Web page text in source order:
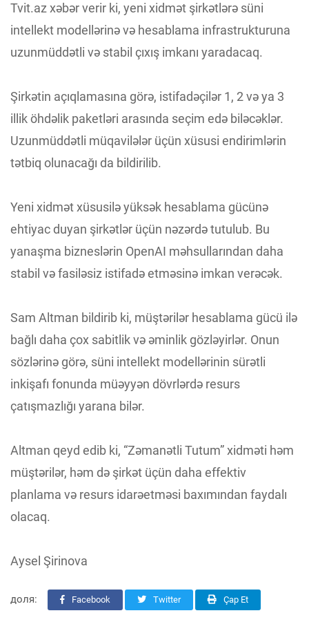
Tvit.az xəbər verir ki, yeni xidmət şirkətlərə süni
intellekt modellərinə və hesablama infrastrukturuna
uzunmüddətli və stabil çıxış imkanı yaradacaq.
Şirkətin açıqlamasına görə, istifadəçilər 1, 2 və ya 3
illik öhdəlik paketləri arasında seçim edə biləcəklər.
Uzunmüddətli müqavilələr üçün xüsusi endirimlərin
tətbiq olunacağı da bildirilib.
Yeni xidmət xüsusilə yüksək hesablama gücünə
ehtiyac duyan şirkətlər üçün nəzərdə tutulub. Bu
yanaşma bizneslərin OpenAI məhsullarından daha
stabil və fasiləsiz istifadə etməsinə imkan verəcək.
Sam Altman bildirib ki, müştərilər hesablama gücü ilə
bağlı daha çox sabitlik və əminlik gözləyirlər. Onun
sözlərinə görə, süni intellekt modellərinin sürətli
inkişafı fonunda müəyyən dövrlərdə resurs
çatışmazlığı yarana bilər.
Altman qeyd edib ki, “Zəmanətli Tutum” xidməti həm
müştərilər, həm də şirkət üçün daha effektiv
planlama və resurs idarəetməsi baxımından faydalı
olacaq.
Aysel Şirinova
доля: Facebook Twitter Çap Et